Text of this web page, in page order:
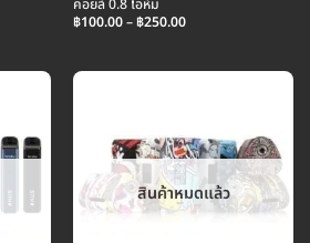
คอยล์ 0.8 โอห์ม
฿100.00–฿250.00Price
฿250.00
สินค้าหมดแล้ว